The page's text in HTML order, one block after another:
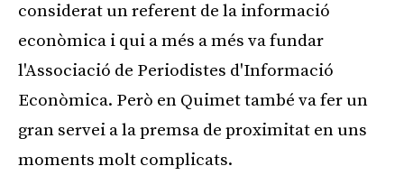
considerat un referent de la informació
econòmica i qui a més a més va fundar
l'Associació de Periodistes d'Informació
Econòmica. Però en Quimet també va fer un
gran servei a la premsa de proximitat en uns
moments molt complicats.